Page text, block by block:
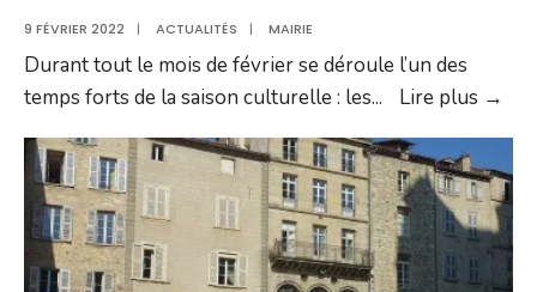
9 FÉVRIER 2022 | ACTUALITÉS | MAIRIE
Durant tout le mois de février se déroule l’un des
temps forts de la saison culturelle : les... Lire plus →
des